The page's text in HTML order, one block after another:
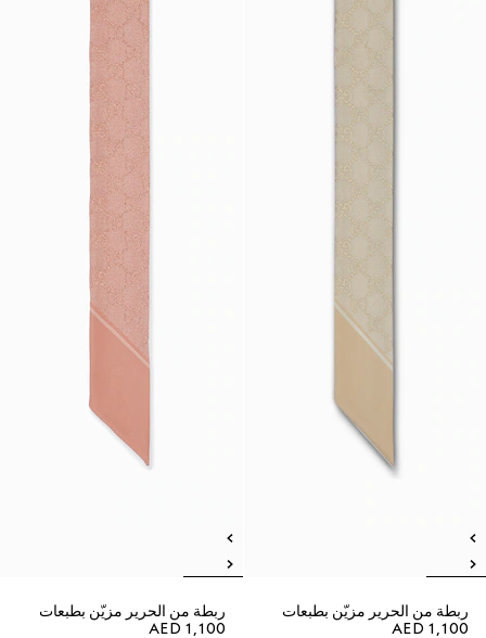
ربطة من الحرير مزيّن بطبعات
AED 1,100
ربطة من الحرير مزيّن بطبعات
AED 1,100